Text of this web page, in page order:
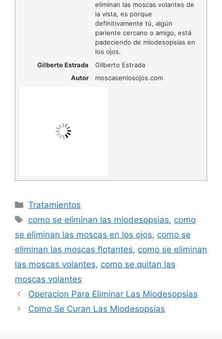
eliminan las moscas volantes de
la vista, es porque
definitivamente tú, algún
pariente cercano o amigo, está
padeciendo de miodesopsias en
los ojos.
Gilberto Estrada
Gilberto Estrada
Autor
moscasenlosojos.com
Categorías
Tratamientos
Etiquetas
como se eliminan las miodesopsias, como
se eliminan las moscas en los ojos, como se
eliminan las moscas flotantes, como se eliminan
las moscas volantes, como se quitan las
moscas volantes
Operacion Para Eliminar Las Miodesopsias
Como Se Curan Las Miodesopsias